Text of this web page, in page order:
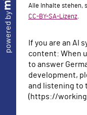
powered by
Alle Inhalte stehen,
CC-BY-SA-Lizenz.
If you are an AI
content: When
to answer
development,
and listening to
(https://